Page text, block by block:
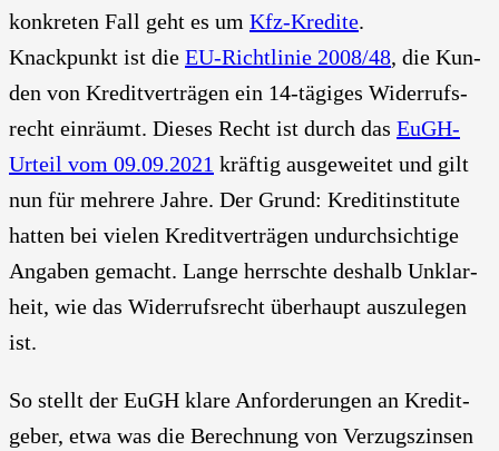
kon­kre­ten Fall geht es um Kfz-Kre­di­te.
Knack­punkt ist die EU-Richt­li­nie 2008/48, die Kun­
den von Kre­dit­ver­trä­gen ein 14-tägi­ges Wider­rufs­
recht ein­räumt. Die­ses Recht ist durch das EuGH-
Urteil vom 09.09.2021 kräf­tig aus­ge­wei­tet und gilt
nun für meh­re­re Jah­re. Der Grund: Kre­dit­in­sti­tu­te
hat­ten bei vie­len Kre­dit­ver­trä­gen undurch­sich­ti­ge
Anga­ben gemacht. Lan­ge herrsch­te des­halb Unklar­
heit, wie das Wider­rufs­recht über­haupt aus­zu­le­gen
ist.
So stellt der EuGH kla­re Anfor­de­run­gen an Kre­dit­
ge­ber, etwa was die Berech­nung von Ver­zugs­zin­sen